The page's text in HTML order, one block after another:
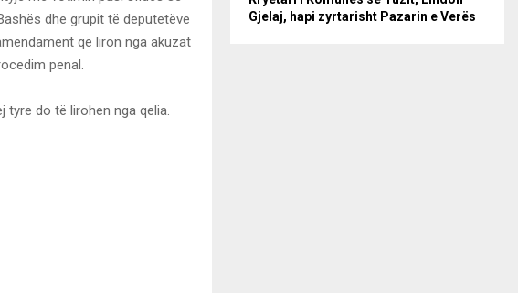
dhe grupit të deputetëve
që liron nga akuzat
penal.
tyre do të lirohen nga qelia.
Gjelaj, hapi zyrtarisht Pazarin e Verës